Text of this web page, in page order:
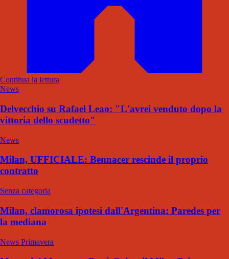
Continua la lettura
News
Delvecchio su Rafael Leao: "L'avrei venduto dopo la
vittoria dello scudetto"
News
Milan, UFFICIALE: Bennacer rescinde il proprio
contratto
Senza categoria
Milan, clamorosa ipotesi dall'Argentina: Paredes per
la mediana
News Primavera